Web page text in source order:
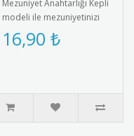
Mezuniyet Anahtarlığı Kepli
modeli ile mezuniyetinizi
unutulmaz kılın! Şık
tasarımıyla yıllarca sakl..
16,90 ₺